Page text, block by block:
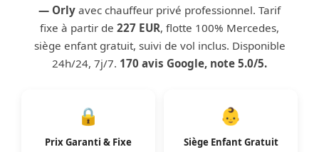
— Orly avec chauffeur privé professionnel. Tarif
fixe à partir de 227 EUR, flotte 100% Mercedes,
siège enfant gratuit, suivi de vol inclus. Disponible
24h/24, 7j/7. 170 avis Google, note 5.0/5.
🔒
Prix Garanti & Fixe
👶
Siège Enfant Gratuit